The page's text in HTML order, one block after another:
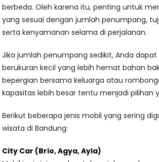
berbeda. Oleh karena itu, penting untuk
yang sesuai dengan jumlah penumpang,
serta kenyamanan selama di perjalanan.
Jika jumlah penumpang sedikit, Anda
berukuran kecil yang lebih hemat bahan
bepergian bersama keluarga atau
kapasitas lebih besar tentu menjadi pilihan
Berikut beberapa jenis mobil yang sering
wisata di Bandung:
City Car (Brio, Agya, Ayla)